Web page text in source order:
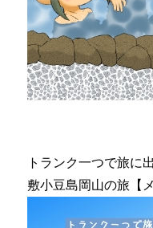
トランク一つで旅に
敷小豆島岡山の旅【